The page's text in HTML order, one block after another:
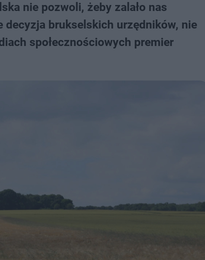
nie pozwoli, żeby zalało nas
decyzja brukselskich urzędników, nie
społecznościowych premier